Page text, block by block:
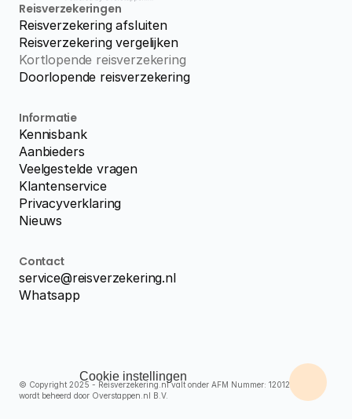
Reisverzekeringen
Reisverzekering afsluiten
Reisverzekering vergelijken
Kortlopende reisverzekering
Doorlopende reisverzekering
Informatie
Kennisbank
Aanbieders
Veelgestelde vragen
Klantenservice
Privacyverklaring
Nieuws
Contact
service@reisverzekering.nl
Whatsapp
© Copyright 2025 - Reisverzekering.nl valt onder AFM Nummer: 12012535 en
wordt beheerd door Overstappen.nl B.V.
Cookie instellingen